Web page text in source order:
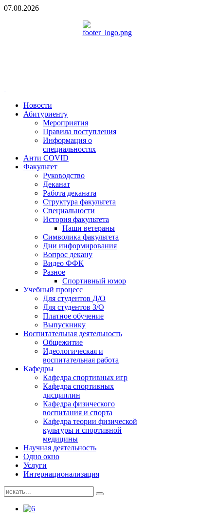
07.08.2026
Новости
Абитуриенту
Мероприятия
Правила поступления
Информация о
специальностях
Анти COVID
Факультет
Руководство
Деканат
Работа деканата
Структура факультета
Специальности
История факультета
Наши ветераны
Символика факультета
Дни информирования
Вопрос декану
Видео ФФК
Разное
Спортивный юмор
Учебный процесс
Для студентов Д/О
Для студентов З/О
Платное обучение
Выпускнику
Воспитательная деятельность
Общежитие
Идеологическая и
воспитательная работа
Кафедры
Кафедра спортивных игр
Кафедра спортивных
дисциплин
Кафедра физического
воспитания и спорта
Кафедра теории физической
культуры и спортивной
медицины
Научная деятельность
Одно окно
Услуги
Интернационализация